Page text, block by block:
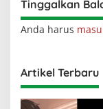
Tinggalkan
Anda harus
Artikel Terbaru